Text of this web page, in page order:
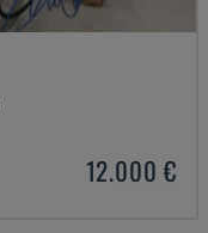
12.000 €